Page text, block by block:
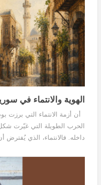
الهوية والانتماء في سوريا
أن أزمة الانتماء التي برزت
الحرب الطويلة التي غيّرت
داخله. فالانتماء، الذي يُفترض